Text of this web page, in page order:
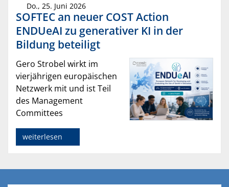
Do., 25. Juni 2026
SOFTEC an neuer COST Action
ENDUeAI zu generativer KI in der
Bildung beteiligt
Gero Strobel wirkt im
vierjährigen europäischen
Netzwerk mit und ist Teil
des Management
Committees
weiterlesen